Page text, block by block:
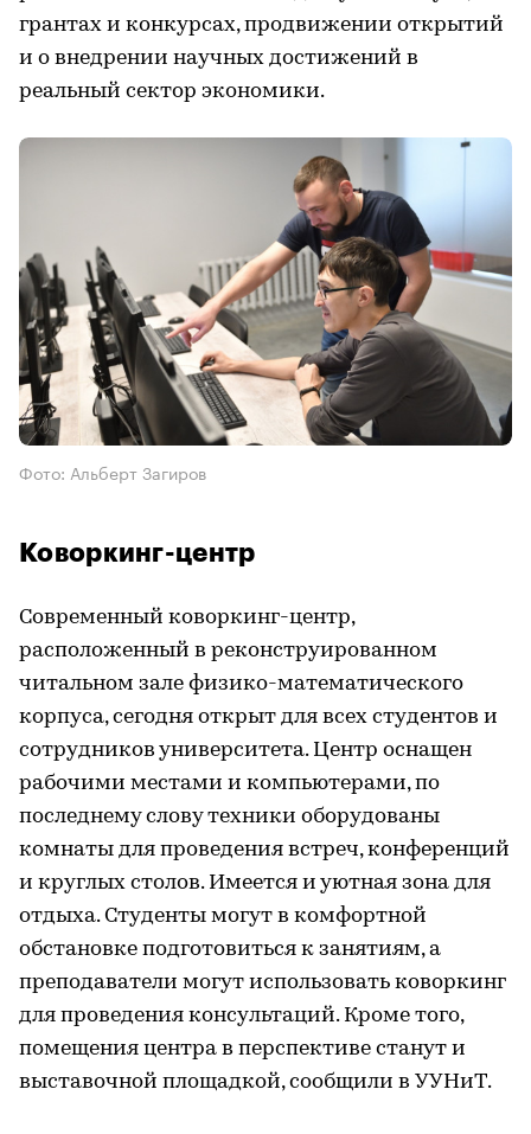
грантах и конкурсах, продвижении открытий
и о внедрении научных достижений в
реальный сектор экономики.
Фото: Альберт Загиров
Коворкинг-центр
Современный коворкинг-центр,
расположенный в реконструированном
читальном зале физико-математического
корпуса, сегодня открыт для всех студентов и
сотрудников университета. Центр оснащен
рабочими местами и компьютерами, по
последнему слову техники оборудованы
комнаты для проведения встреч, конференций
и круглых столов. Имеется и уютная зона для
отдыха. Студенты могут в комфортной
обстановке подготовиться к занятиям, а
преподаватели могут использовать коворкинг
для проведения консультаций. Кроме того,
помещения центра в перспективе станут и
выставочной площадкой, сообщили в УУНиТ.